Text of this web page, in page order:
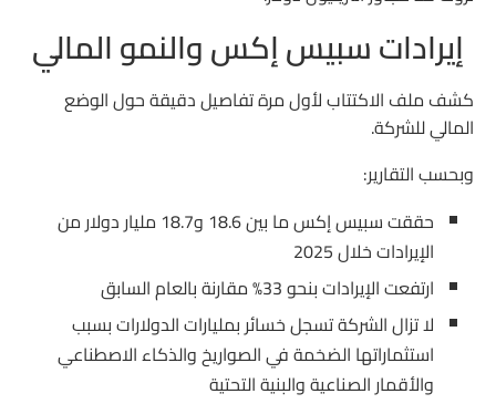
إيرادات سبيس إكس والنمو المالي
كشف ملف الاكتتاب لأول مرة تفاصيل دقيقة حول الوضع
المالي للشركة.
وبحسب التقارير:
حققت سبيس إكس ما بين 18.6 و18.7 مليار دولار من
الإيرادات خلال 2025
ارتفعت الإيرادات بنحو 33% مقارنة بالعام السابق
لا تزال الشركة تسجل خسائر بمليارات الدولارات بسبب
استثماراتها الضخمة في الصواريخ والذكاء الاصطناعي
والأقمار الصناعية والبنية التحتية